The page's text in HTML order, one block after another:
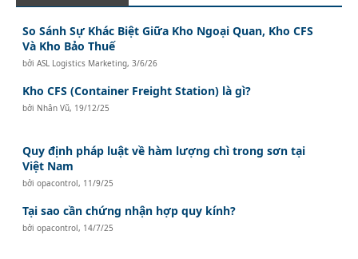
So Sánh Sự Khác Biệt Giữa Kho Ngoại Quan, Kho CFS
Và Kho Bảo Thuế
bởiASL Logistics Marketing,3/6/26
Kho CFS (Container Freight Station) là gì?
bởi Nhân Vũ, 19/12/25
Quy định pháp luật về hàm lượng chì trong sơn tại
Việt Nam
bởiopacontrol, 11/9/25
Tại sao cần chứng nhận hợp quy kính?
bởiopacontrol, 14/7/25